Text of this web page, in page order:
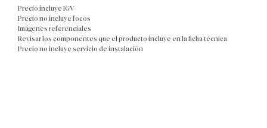
Precio incluye IGV
Precio no incluye focos
Imágenes referenciales
Revisar los componentes que el producto incluye en la ficha técnica
Precio no incluye servicio de instalación